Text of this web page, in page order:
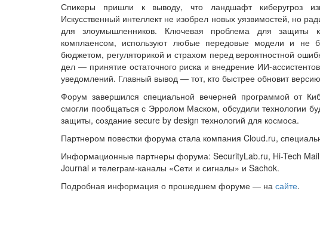
Спикеры пришли к выводу, что ландшафт киберугроз
Искусственный интеллект не изобрел новых уязвимостей, но
для злоумышленников. Ключевая проблема для защиты
комплаенсом, используют любые передовые модели и не
бюджетом, регуляторикой и страхом перед вероятностной
дел — принятие остаточного риска и внедрение ИИ-
уведомлений. Главный вывод — тот, кто быстрее обновит
Форум завершился специальной вечерней программой от
смогли пообщаться с Эрролом Маском, обсудили технологии
защиты, создание secure by design технологий для космоса.
Партнером повестки форума стала компания Cloud.ru,
Информационные партнеры форума: SecurityLab.ru, Hi-Tech
Journal и телеграм-каналы «Сети и сигналы» и Sachok.
Подробная информация о прошедшем форуме — на сайте.